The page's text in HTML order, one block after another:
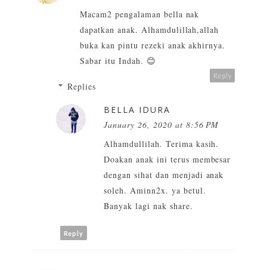
Macam2 pengalaman bella nak
dapatkan anak. Alhamdulillah,allah
buka kan pintu rezeki anak akhirnya.
Sabar itu Indah. 😊
Reply
Replies
BELLA IDURA
January 26, 2020 at 8:56 PM
Alhamdullilah. Terima kasih.
Doakan anak ini terus membesar
dengan sihat dan menjadi anak
soleh. Aminn2x. ya betul.
Banyak lagi nak share.
Reply